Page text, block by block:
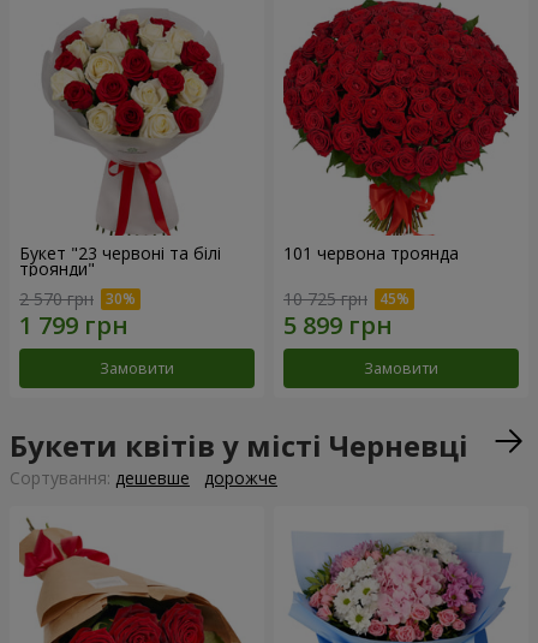
Букет "23 червоні та білі
троянди"
2 570 грн
Замовити
101 червона троянда
10 725 грн
Замовити
Букети квітів у місті Черневці
Сортування: дешевше дорожче